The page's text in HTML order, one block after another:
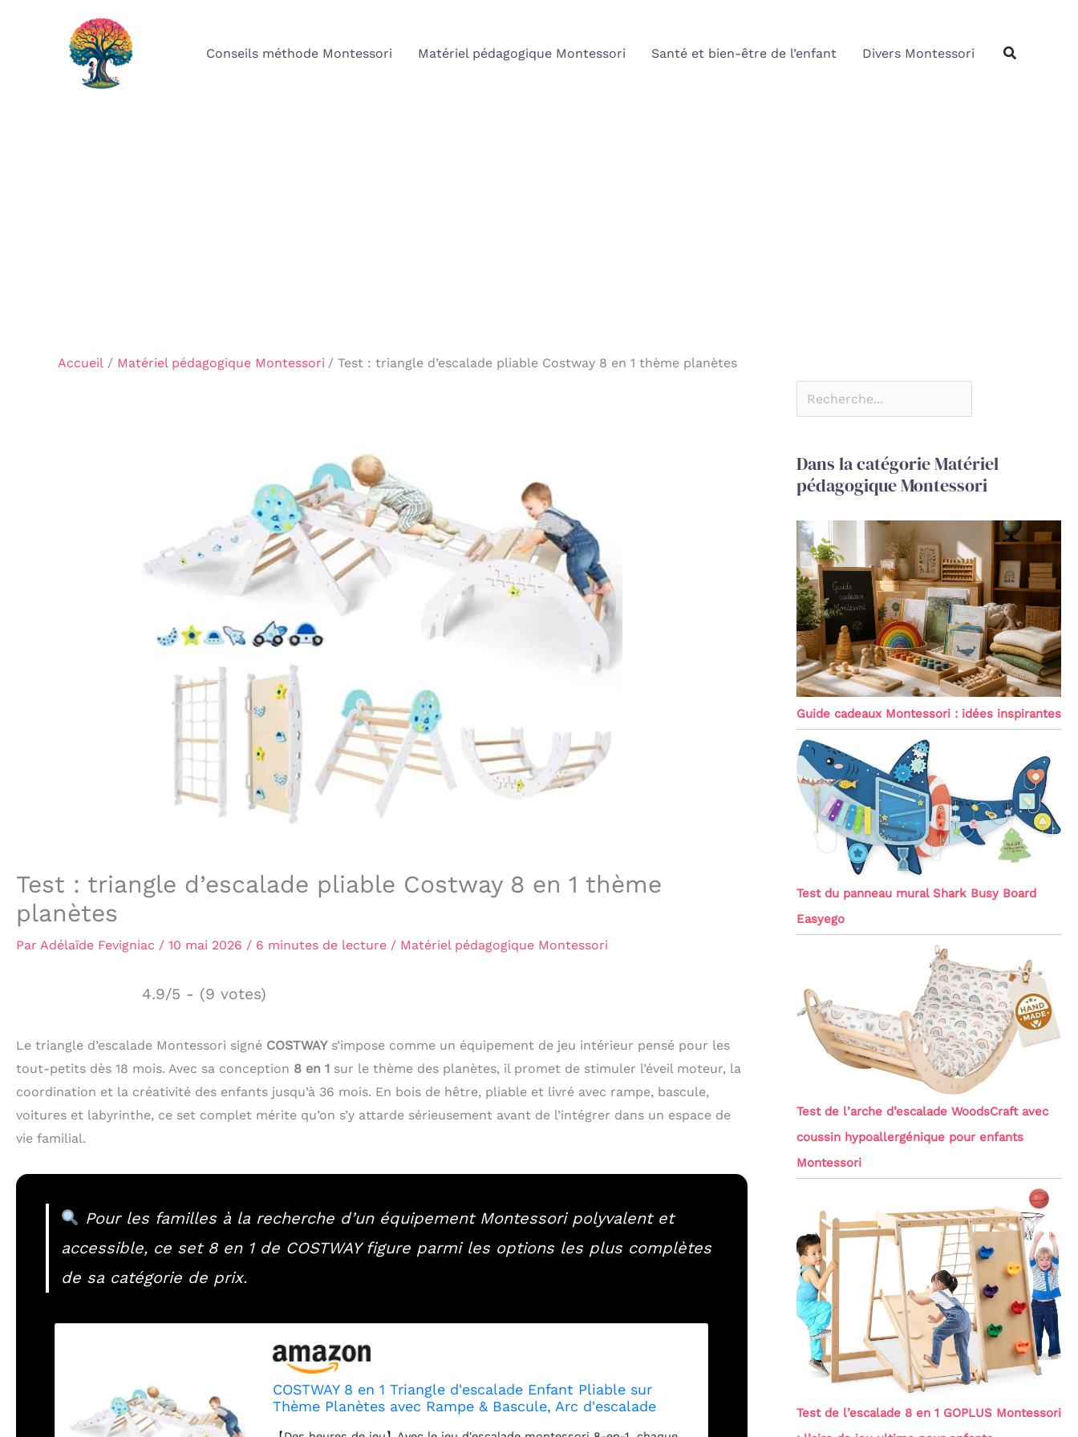
Conseils méthode Montessori Matériel pédagogique Montessori Santé et bien-être de l’enfant Divers Montessori
Accueil Matériel pédagogique Montessori Test : triangle d’escalade pliable Costway 8 en 1 thème planètes
Test : triangle d’escalade pliable Costway 8 en 1 thème
planètes
Par Adélaïde Fevigniac / 10 mai 2026 / 6 minutes de lecture / Matériel pédagogique Montessori
4.9/5 - (9 votes)
Le triangle d’escalade Montessori signé COSTWAYs’impose comme un équipement de jeu intérieur pensé pour les
tout-petits dès 18 mois. Avec sa conception 8 en 1 sur le thème des planètes, il promet de stimuler l’éveil moteur, la
coordination et la créativité des enfants jusqu’à 36 mois. En bois de hêtre, pliable et livré avec rampe, bascule,
voitures et labyrinthe, ce set complet mérite qu’on s’y attarde sérieusement avant de l’intégrer dans un espace de
vie familial.
Pour les familles à la recherche d’un équipement Montessori polyvalent et
accessible, ce set 8 en 1 de COSTWAY figure parmi les options les plus complètes
de sa catégorie de prix.
COSTWAY 8 en 1 Triangle d'escalade Enfant Pliable sur
Thème Planètes avec Rampe & Bascule, Arc d'escalade
Dans la catégorie Matériel
pédagogique Montessori
Guide cadeaux Montessori : idées inspirantes
Test du panneau mural Shark Busy Board
Easyego
Test de l’arche d’escalade WoodsCraft avec
coussin hypoallergénique pour enfants
Montessori
Test de l’escalade 8 en 1 GOPLUS Montessori